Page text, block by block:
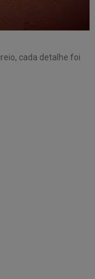
cada detalhe foi